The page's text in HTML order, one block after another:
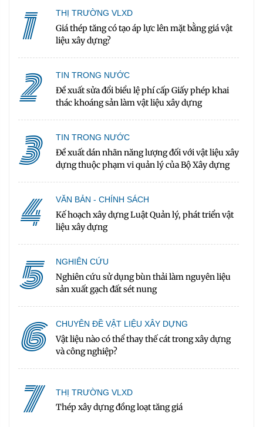
1 THỊ TRƯỜNG VLXD
Giá thép tăng có tạo áp lực lên mặt bằng giá vật
liệu xây dựng?
2 TIN TRONG NƯỚC
Đề xuất sửa đổi biểu lệ phí cấp Giấy phép khai
thác khoáng sản làm vật liệu xây dựng
3 TIN TRONG NƯỚC
Đề xuất dán nhãn năng lượng đối với vật liệu xây
dựng thuộc phạm vi quản lý của Bộ Xây dựng
4 VĂN BẢN - CHÍNH SÁCH
Kế hoạch xây dựng Luật Quản lý, phát triển vật
liệu xây dựng
5 NGHIÊN CỨU
Nghiên cứu sử dụng bùn thải làm nguyên liệu
sản xuất gạch đất sét nung
6 CHUYÊN ĐỀ VẬT LIỆU XÂY DỰNG
Vật liệu nào có thể thay thế cát trong xây dựng
và công nghiệp?
7 THỊ TRƯỜNG VLXD
Thép xây dựng đồng loạt tăng giá